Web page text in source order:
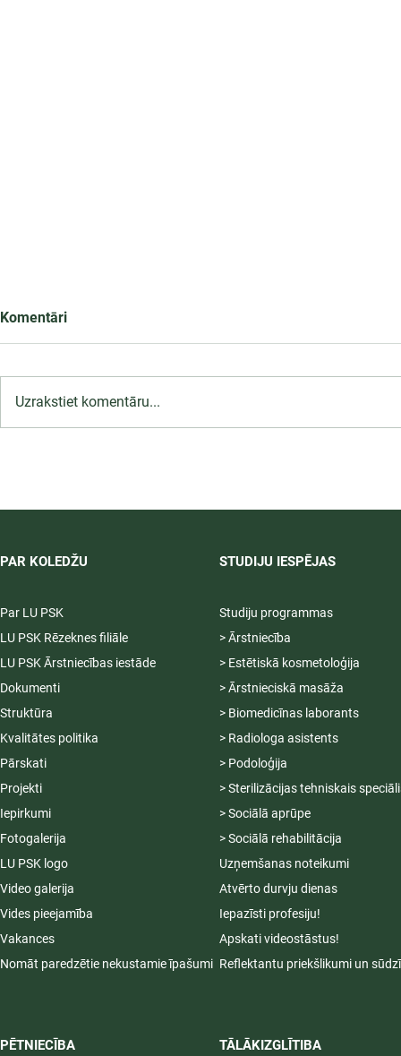
Komentāri
Uzrakstiet komentāru...
PAR KOLEDŽU
Par LU PSK
LU PSK Rēzeknes filiāle
LU PSK Ārstniecības iestāde
Dokumenti
Struktūra
Kvalitātes politika
Pārskati
Projekti
Iepirkumi
Fotogalerija
LU PSK logo
Video galerija
Vides pieejamība
Vakances
Nomāt paredzētie nekustamie īpašumi
PĒTNIECĪBA
STUDIJU IESPĒJAS
Studiju programmas
> Ārstniecība
> Estētiskā kosmetoloģija
> Ārstnieciskā masāža
> Biomedicīnas laborants
> Radiologa asistents
> Podoloģija
> Sterilizācijas tehniskais
> Sociālā aprūpe
> Sociālā rehabilitācija
Uzņemšanas noteikumi
Atvērto durvju dienas
Iepazīsti profesiju!
Apskati videostāstus!
Reflektantu priekšlikumi un
TĀLĀKIZGLĪTIBA